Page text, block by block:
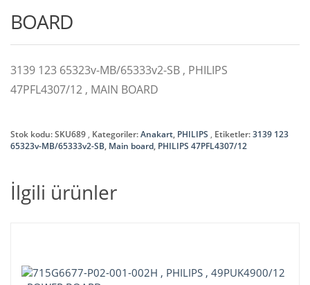
BOARD
3139 123 65323v-MB/65333v2-SB , PHILIPS
47PFL4307/12 , MAIN BOARD
Stok kodu:SKU689 Kategoriler:Anakart, PHILIPS Etiketler:3139 123
65323v-MB/65333v2-SB, Main board, PHILIPS 47PFL4307/12
İlgili ürünler